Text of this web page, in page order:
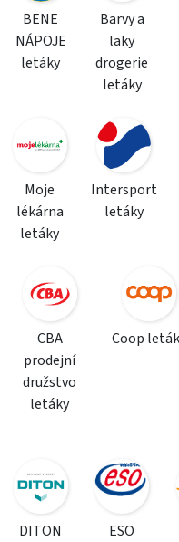
BENE
NÁPOJE
letáky
Barvy a
laky
drogerie
letáky
Moje
lékárna
letáky
Intersport
letáky
CBA
prodejní
družstvo
letáky
Coop
DITON
ESO